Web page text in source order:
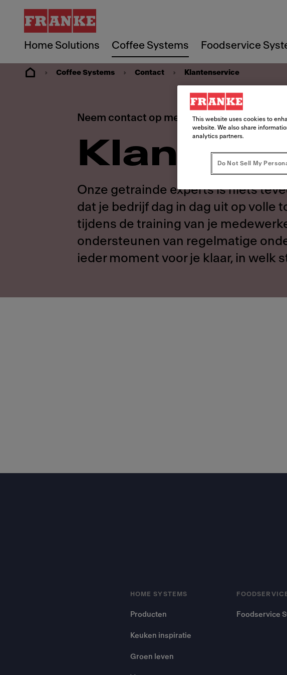
Home Solutions Coffee Systems Foodservice
Coffee Systems Contact Klantenservice
Neem contact op met onze klantenservice
Onze getrainde experts is niets
dat je bedrijf dag in dag uit op volle
tijdens de training van je
ondersteunen van regelmatige
ieder moment voor je klaar, in welk
HOME SYSTEMS
Producten
Keuken inspiratie
Groen leven
Foodservice
This website uses cookies to
website. We also share
analytics partners.
Do Not Sell My